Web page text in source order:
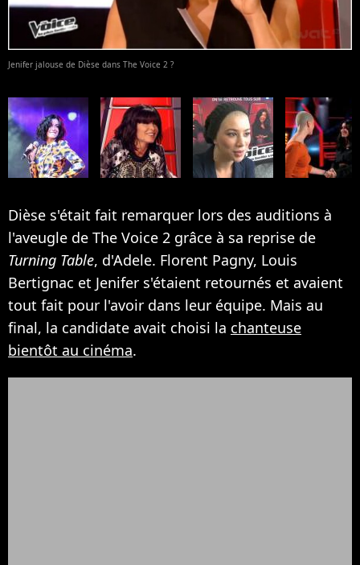
Jenifer jalouse de Dièse dans The Voice 2 ?
Dièse s'était fait remarquer lors des auditions à
l'aveugle de The Voice 2 grâce à sa reprise de
Turning Table, d'Adele. Florent Pagny, Louis
Bertignac et Jenifer s'étaient retournés et avaient
tout fait pour l'avoir dans leur équipe. Mais au
final, la candidate avait choisi la chanteuse
bientôt au cinéma.